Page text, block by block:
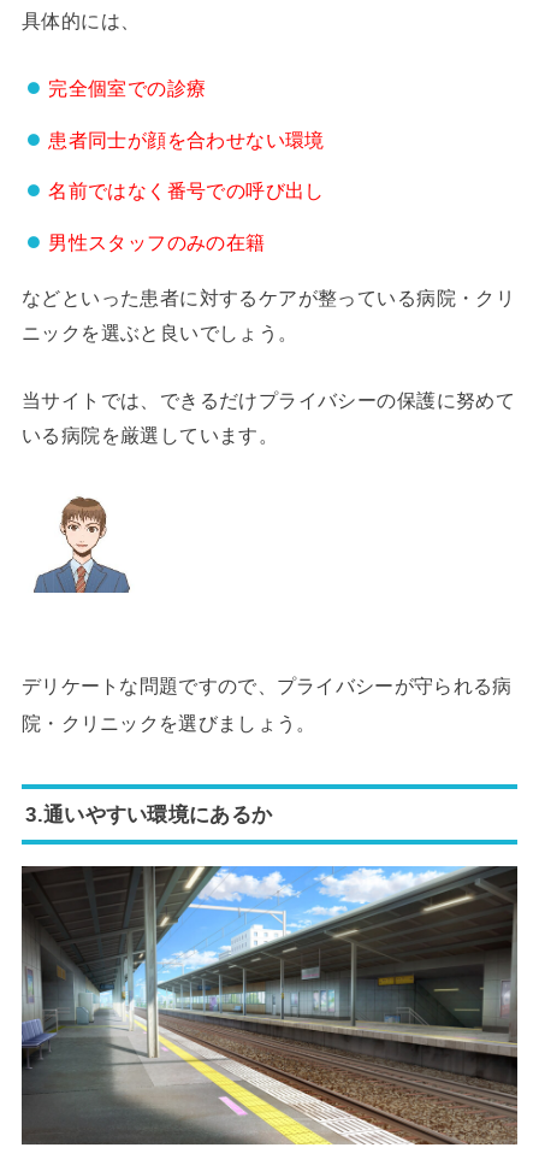
具体的には、
完全個室での診療
患者同士が顔を合わせない環境
名前ではなく番号での呼び出し
男性スタッフのみの在籍
などといった患者に対するケアが整っている病院・クリ
ニックを選ぶと良いでしょう。
当サイトでは、できるだけプライバシーの保護に努めて
いる病院を厳選しています。
デリケートな問題ですので、プライバシーが守られる病
院・クリニックを選びましょう。
3.通いやすい環境にあるか